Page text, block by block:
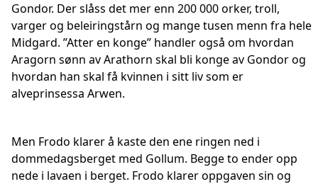
Gondor. Der slåss det mer enn 200 000 orker, troll,
varger og beleiringstårn og mange tusen menn fra hele
Midgard. ”Atter en konge” handler også om hvordan
Aragorn sønn av Arathorn skal bli konge av Gondor og
hvordan han skal få kvinnen i sitt liv som er
alveprinsessa Arwen.
Men Frodo klarer å kaste den ene ringen ned i
dommedagsberget med Gollum. Begge to ender opp
nede i lavaen i berget. Frodo klarer oppgaven sin og